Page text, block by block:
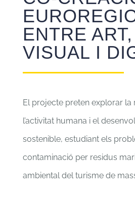
ENTRE ART,
VISUAL I
El projecte preten explorar la
l’activitat humana i el
sostenible, estudiant els
contaminació per residus
ambiental del turisme de